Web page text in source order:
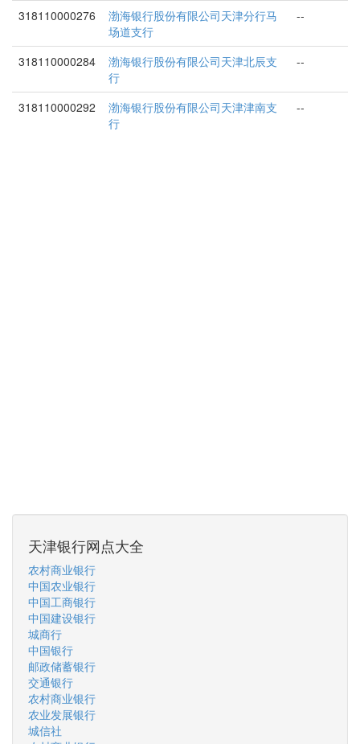
318110000276
渤海银行股份有限公司天津分行马
场道支行
--
318110000284
渤海银行股份有限公司天津北辰支
行
--
318110000292
渤海银行股份有限公司天津津南支
行
--
天津银行网点大全
农村商业银行
中国农业银行
中国工商银行
中国建设银行
城商行
中国银行
邮政储蓄银行
交通银行
农村商业银行
农业发展银行
城信社